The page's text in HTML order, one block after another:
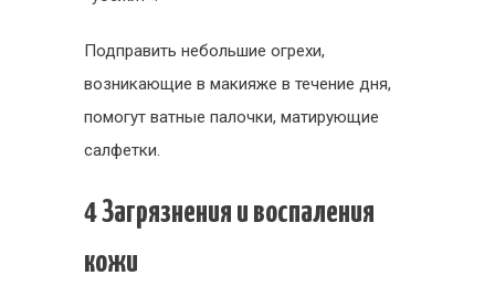
Подправить небольшие огрехи,
возникающие в макияже в течение дня,
помогут ватные палочки, матирующие
салфетки.
4 Загрязнения и воспаления
кожи